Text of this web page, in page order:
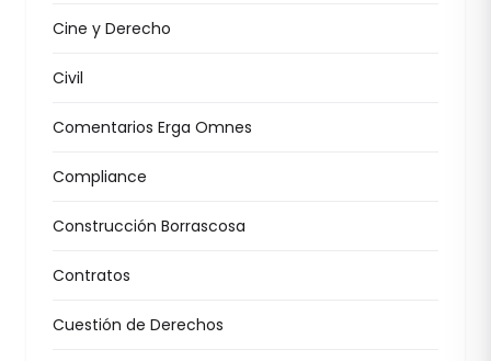
Cine y Derecho
Civil
Comentarios Erga Omnes
Compliance
Construcción Borrascosa
Contratos
Cuestión de Derechos